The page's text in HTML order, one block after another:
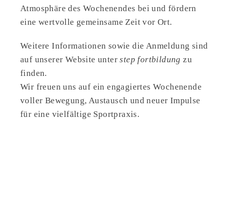
Atmosphäre des Wochenendes bei und fördern
eine wertvolle gemeinsame Zeit vor Ort.
Weitere Informationen sowie die Anmeldung sind
auf unserer Website unterstep fortbildung zu
finden.
Wir freuen uns auf ein engagiertes Wochenende
voller Bewegung, Austausch und neuer Impulse
für eine vielfältige Sportpraxis.